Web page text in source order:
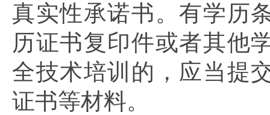
真实性承诺书。有学历
历证书复印件或者其他
全技术培训的，应当提
证书等材料。